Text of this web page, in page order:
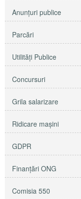
Anunţuri publice
Parcări
Utilităţi Publice
Concursuri
Grila salarizare
Ridicare maşini
GDPR
Finanțări ONG
Comisia 550